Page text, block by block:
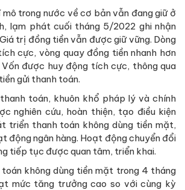
trong nước về cơ bản vẫn đang giữ ở
lạm phát cuối tháng 5/2022 ghi nhận
trị đồng tiền vẫn được giữ vững. Dòng
cực, vòng quay đồng tiền nhanh hơn
được huy động tích cực, thông qua
gửi thanh toán.
toán, khuôn khổ pháp lý và chính
nghiên cứu, hoàn thiện, tạo điều kiện
triển thanh toán không dùng tiền mặt,
động ngân hàng. Hoạt động chuyển đổi
tiếp tục được quan tâm, triển khai.
không dùng tiền mặt trong 4 tháng
mức tăng trưởng cao so với cùng kỳ